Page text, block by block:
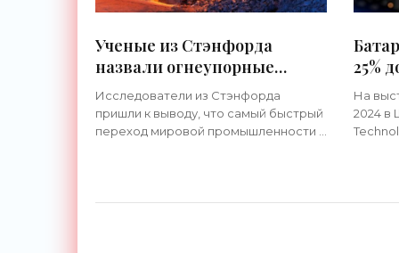
Ученые из Стэнфорда
назвали огнеупорные
кирпичи самым
эффективным
накопителем энергии для
Исследователи из Стэнфорда
пришли к выводу, что самый быстрый
переход мировой промышленности к
важных отраслях
25%
На
2024 в